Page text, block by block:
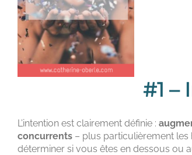
#1 –
L’intention est clairement définie :
concurrents – plus particulièrement les
déterminer si vous êtes en dessous ou